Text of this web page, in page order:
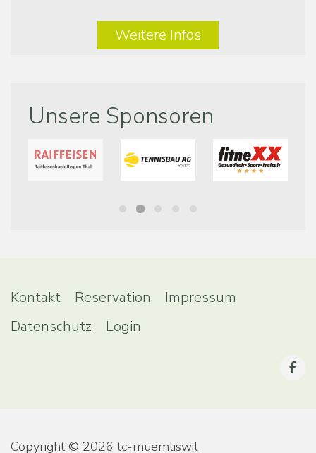
Weitere Infos
Unsere Sponsoren
Kontakt Reservation
Impressum
Datenschutz
Login
Copyright © 2026 tc-muemliswil